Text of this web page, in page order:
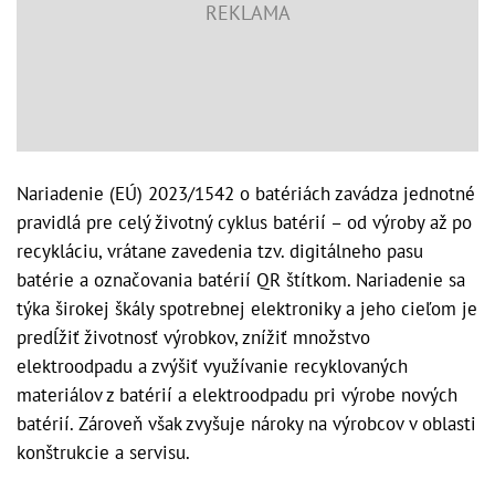
Nariadenie (EÚ) 2023/1542 o batériách zavádza jednotné
pravidlá pre celý životný cyklus batérií – od výroby až po
recykláciu, vrátane zavedenia tzv. digitálneho pasu
batérie a označovania batérií QR štítkom. Nariadenie sa
týka širokej škály spotrebnej elektroniky a jeho cieľom je
predĺžiť životnosť výrobkov, znížiť množstvo
elektroodpadu a zvýšiť využívanie recyklovaných
materiálov z batérií a elektroodpadu pri výrobe nových
batérií. Zároveň však zvyšuje nároky na výrobcov v oblasti
konštrukcie a servisu.